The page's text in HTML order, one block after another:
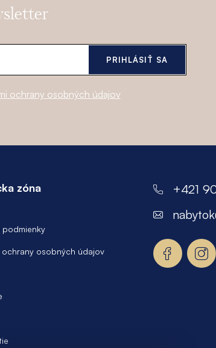
ochrany osobných údajov
PRIHLÁSIŤ SA
zóna
ochrany osobných údajov
+421
nabytok